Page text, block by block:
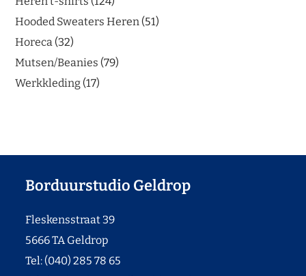
Hooded Sweaters Heren 51
Horeca 32
Mutsen/Beanies 79
Werkkleding 17
Borduurstudio Geldrop
Fleskensstraat 39
5666 TA Geldrop
Tel: (040) 285 78 65